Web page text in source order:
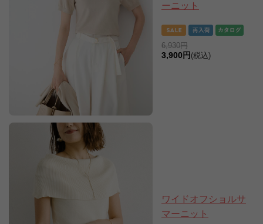
ーニット
6,930円
3,900円 (税込)
ワイドオフショルサ
マーニット